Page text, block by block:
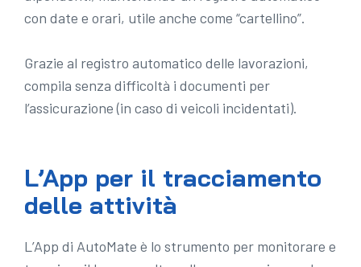
con date e orari, utile anche come “cartellino”.
Grazie al registro automatico delle lavorazioni,
compila senza difficoltà i documenti per
l’assicurazione (in caso di veicoli incidentati).
L’App per il tracciamento
delle attività
L’App di AutoMate è lo strumento per monitorare e